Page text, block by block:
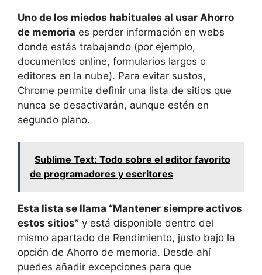
Uno de los miedos habituales al usar Ahorro
de memoria es perder información en webs
donde estás trabajando (por ejemplo,
documentos online, formularios largos o
editores en la nube). Para evitar sustos,
Chrome permite definir una lista de sitios que
nunca se desactivarán, aunque estén en
segundo plano.
Sublime Text: Todo sobre el editor favorito
de programadores y escritores
Esta lista se llama “Mantener siempre activos
estos sitios” y está disponible dentro del
mismo apartado de Rendimiento, justo bajo la
opción de Ahorro de memoria. Desde ahí
puedes añadir excepciones para que